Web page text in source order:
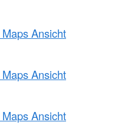
Ansicht
Ansicht
Ansicht